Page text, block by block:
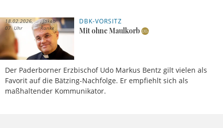
DBK-VORSITZ
Mit ohne Maulkorb
Der Paderborner Erzbischof Udo Markus Bentz gilt vielen als
Favorit auf die Bätzing-Nachfolge. Er empfiehlt sich als
maßhaltender Kommunikator.
18.02.2026,
07 Uhr
Jakob
Ranke